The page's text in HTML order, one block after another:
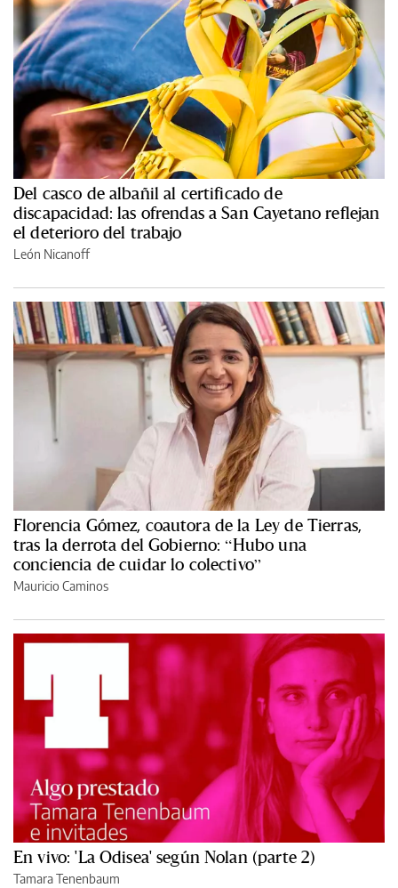
Del casco de albañil al certificado de
discapacidad: las ofrendas a San Cayetano reflejan
el deterioro del trabajo
León Nicanoff
Florencia Gómez, coautora de la Ley de Tierras,
tras la derrota del Gobierno: “Hubo una
conciencia de cuidar lo colectivo”
Mauricio Caminos
En vivo: 'La Odisea' según Nolan (parte 2)
Tamara Tenenbaum